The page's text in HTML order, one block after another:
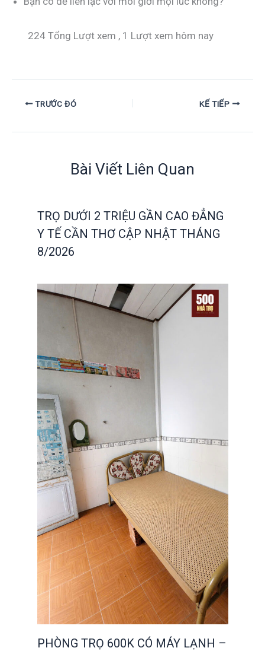
224 Tổng Lượt xem , 1 Lượt xem hôm nay
TRƯỚC ĐÓ KẾ TIẾP
Bài Viết Liên Quan
TRỌ DƯỚI 2 TRIỆU GẦN CAO ĐẲNG
Y TẾ CẦN THƠ CẬP NHẬT THÁNG
8/2026
PHÒNG TRỌ 600K CÓ MÁY LẠNH –